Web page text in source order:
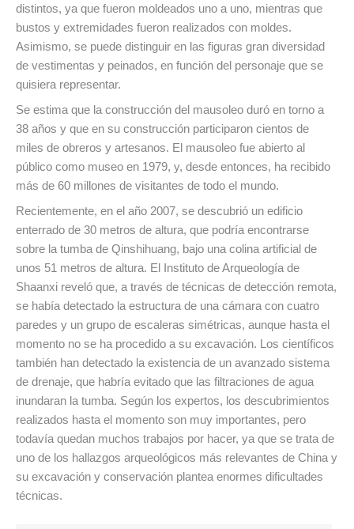
distintos, ya que fueron moldeados uno a uno, mientras que
bustos y extremidades fueron realizados con moldes.
Asimismo, se puede distinguir en las figuras gran diversidad
de vestimentas y peinados, en función del personaje que se
quisiera representar.
Se estima que la construcción del mausoleo duró en torno a
38 años y que en su construcción participaron cientos de
miles de obreros y artesanos. El mausoleo fue abierto al
público como museo en 1979, y, desde entonces, ha recibido
más de 60 millones de visitantes de todo el mundo.
Recientemente, en el año 2007, se descubrió un edificio
enterrado de 30 metros de altura, que podría encontrarse
sobre la tumba de Qinshihuang, bajo una colina artificial de
unos 51 metros de altura. El Instituto de Arqueología de
Shaanxi reveló que, a través de técnicas de detección remota,
se había detectado la estructura de una cámara con cuatro
paredes y un grupo de escaleras simétricas, aunque hasta el
momento no se ha procedido a su excavación. Los científicos
también han detectado la existencia de un avanzado sistema
de drenaje, que habría evitado que las filtraciones de agua
inundaran la tumba. Según los expertos, los descubrimientos
realizados hasta el momento son muy importantes, pero
todavía quedan muchos trabajos por hacer, ya que se trata de
uno de los hallazgos arqueológicos más relevantes de China y
su excavación y conservación plantea enormes dificultades
técnicas.